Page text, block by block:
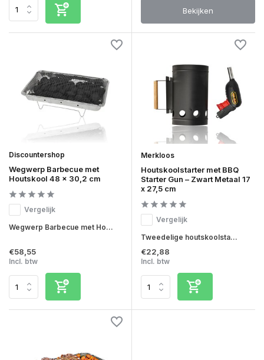
Bekijken
Discountershop
Wegwerp Barbecue met
Houtskool 48 x 30,2 cm
Vergelijk
Wegwerp Barbecue met Ho...
€58,55
Incl. btw
Merkloos
Houtskoolstarter met BBQ
Starter Gun – Zwart Metaal 17
x 27,5 cm
Vergelijk
Tweedelige houtskoolsta...
€22,88
Incl. btw